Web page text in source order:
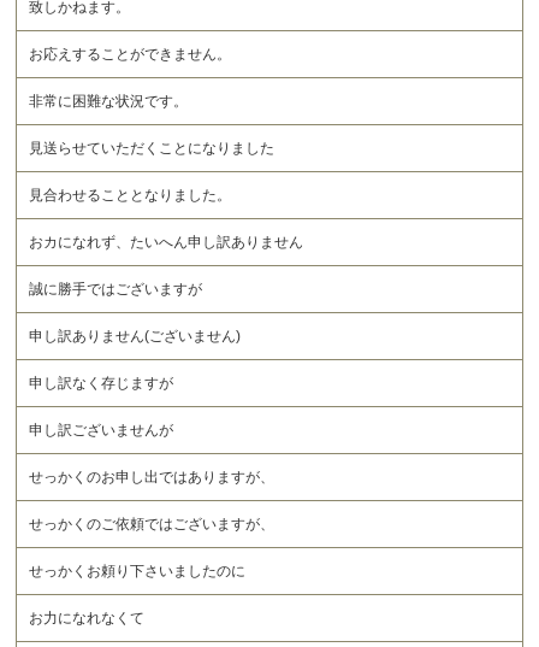
致しかねます。
お応えすることができません。
非常に困難な状況です。
見送らせていただくことになりました
見合わせることとなりました。
おカになれず、たいへん申し訳ありません
誠に勝手ではございますが
申し訳ありません(ございません)
申し訳なく存じますが
申し訳ございませんが
せっかくのお申し出ではありますが、
せっかくのご依頼ではございますが、
せっかくお頼り下さいましたのに
お力になれなくて